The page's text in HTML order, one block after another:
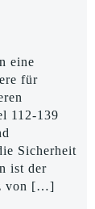
eine
für
112-139
Sicherheit
ist der
von […]